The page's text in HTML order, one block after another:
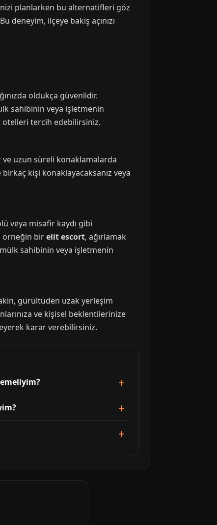
planlarken bu alternatifleri göz
ilçeye bakış açınızı
oldukça güvenlidir.
sahibinin veya işletmenin
tercih edebilirsiniz.
uzun süreli konaklamalarda
kişi konaklayacaksanız veya
veya misafir kaydı gibi
örneğin birelit escort, ağırlamak
sahibinin veya işletmenin
gürültüden uzak yerleşim
ve kişisel beklentilerinize
karar verebilirsiniz.